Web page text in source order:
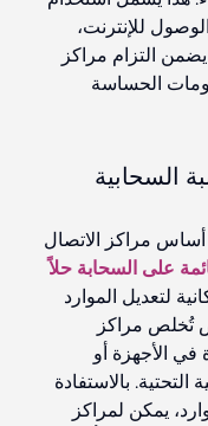
للإنترنت،
التزام مراكز
الحساسة
السحابية
أساس مراكز الاتصال
على السحابة حلاً
لتعديل الموارد
تُخلص مراكز
في الأجهزة أو
التحتية. بالاستفادة
يمكن لمراكز